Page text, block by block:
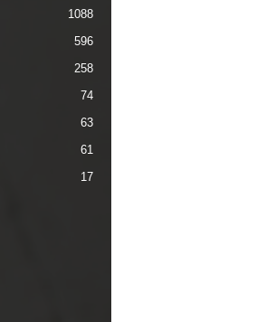
1088
596
258
74
63
61
17